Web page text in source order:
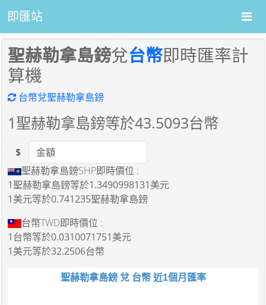
即匯站
聖赫勒拿島鎊兌台幣即時匯率計
算機
台幣兌聖赫勒拿島鎊
1聖赫勒拿島鎊等於43.5093台幣
Amount
$
聖赫勒拿島鎊SHP即時價位 :
1聖赫勒拿島鎊等於1.3490998131美元
1美元等於0.741235聖赫勒拿島鎊
台幣TWD即時價位 :
1台幣等於0.0310071751美元
1美元等於32.2506台幣
聖赫勒拿島鎊 兌 台幣 近1個月匯率